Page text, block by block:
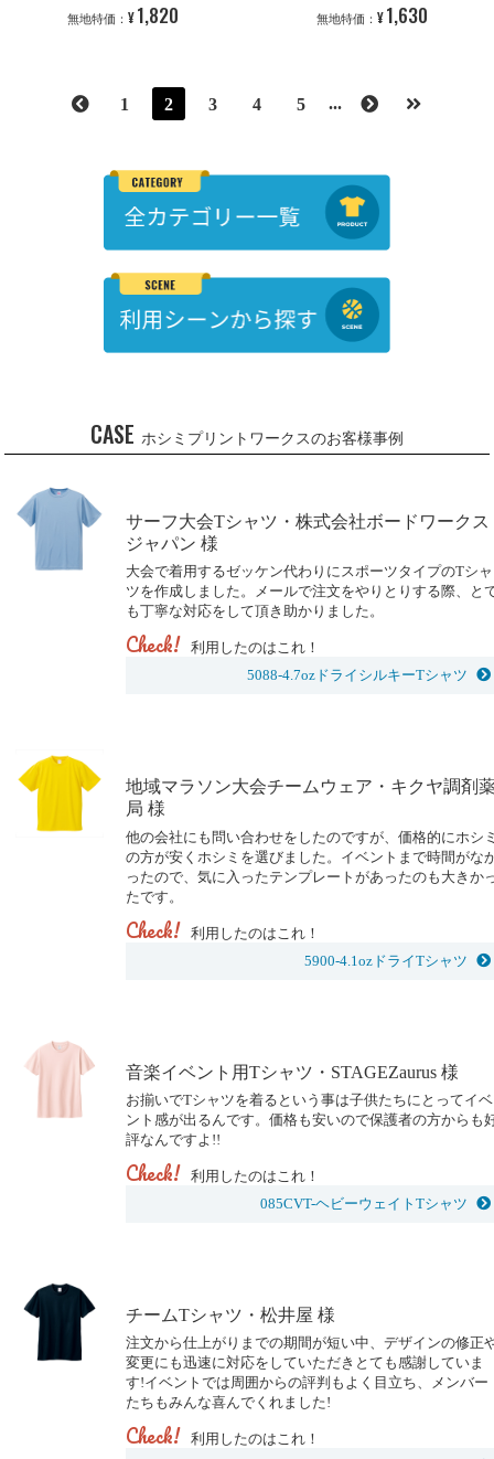
無地特価： ¥ 1,820 無地特価： ¥ 1,630
1 2 3 4 5 ...
CASE ホシミプリントワークスのお客様事例
サーフ大会Tシャツ・株式会社ボードワークス
ジャパン 様
大会で着用するゼッケン代わりにスポーツタイプのTシャ
ツを作成しました。メールで注文をやりとりする際、と
も丁寧な対応をして頂き助かりました。
Check!
利用したのはこれ！
5088-4.7ozドライシルキーTシャツ
地域マラソン大会チームウェア・キクヤ調剤
局 様
他の会社にも問い合わせをしたのですが、価格的にホシ
の方が安くホシミを選びました。イベントまで時間がな
ったので、気に入ったテンプレートがあったのも大きか
たです。
Check!
利用したのはこれ！
5900-4.1ozドライTシャツ
音楽イベント用Tシャツ・STAGEZaurus 様
お揃いでTシャツを着るという事は子供たちにとってイベ
ント感が出るんです。価格も安いので保護者の方からも
評なんですよ!!
Check!
利用したのはこれ！
085CVT-ヘビーウェイトTシャツ
チームTシャツ・松井屋 様
注文から仕上がりまでの期間が短い中、デザインの修正
変更にも迅速に対応をしていただきとても感謝していま
す!イベントでは周囲からの評判もよく目立ち、メンバー
たちもみんな喜んでくれました!
Check!
利用したのはこれ！